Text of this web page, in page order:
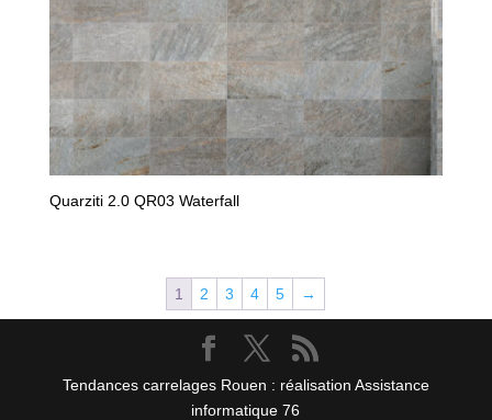
Quarziti 2.0 QR03 Waterfall
1 2 3 4 5 →
Tendances carrelages Rouen : réalisation Assistance
informatique 76